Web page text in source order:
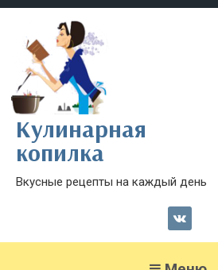
Кулинарная
копилка
Вкусные рецепты на каждый день